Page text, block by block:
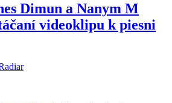
Dimun a Nanym M
videoklipu k piesni